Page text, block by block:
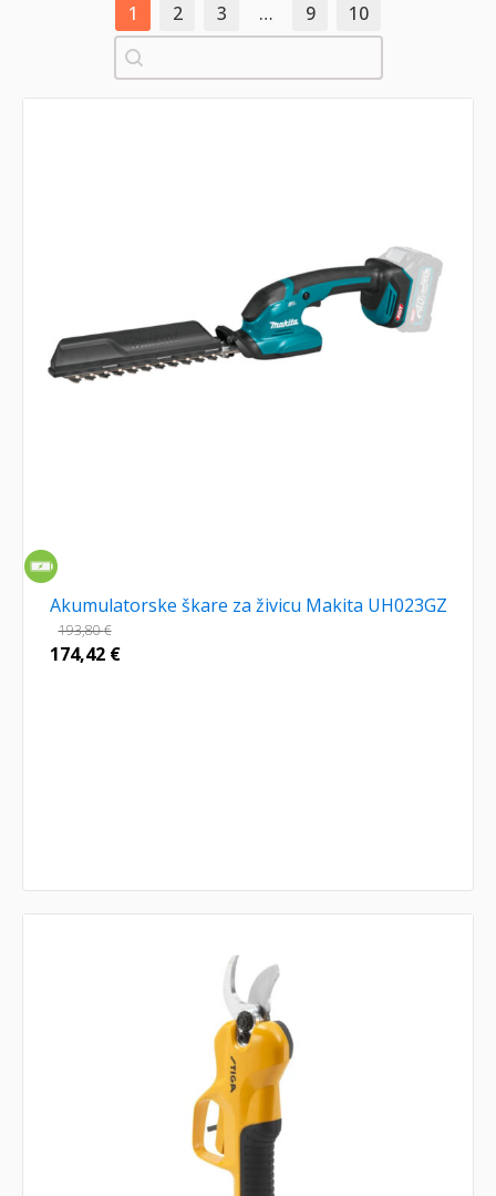
1 2 3 … 9
10
Pretraži
Akumulatorske škare za živicu Makita UH023GZ
193,80€
174,42 €